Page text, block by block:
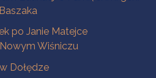
po Janie Matejce
Wiśniczu
Dołędze